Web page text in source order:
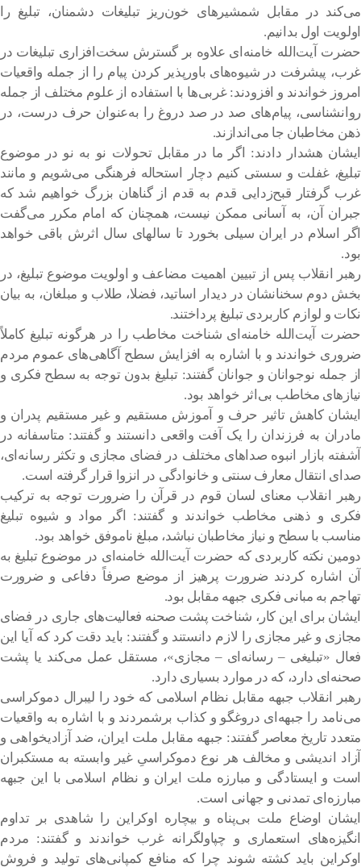
می‌کند در مقابل شمشیرهای خون‌ریز تبلیغات دشمنان، تبلیغ را
اولویت اول بدانیم.
حضرت آیت‌الله خامنه‌ای علاوه بر گسترش سخت‌افزاری تبلیغات در
غرب، پیشرفت در شیوه‌های باورپذیر کردن پیام را از جمله واقعیات
امروز خواندند و افزودند: غربی‌ها با استفاده از علوم مختلف از جمله
روانشناسی، پیام‌های صد در صد دروغ را به‌عنوان حرف درست، در
ذهن مخاطبان جا می‌اندازند.
ایشان هشدار دادند: اگر ما در مقابل تحولات نو به نو در موضوع
تبلیغ، غفلت و سستی کنیم دچار استحاله فرهنگی می‌شویم و مانند
غرب گرفتار قبح‌زدایی قدم به قدم از گناهان بزرگ خواهیم شد که
جبران آن، به آسانی ممکن نیست، همچنان که امام مکرر می‌گفت
اگر اسلام در ایران سیلی بخورد تا سالهای سال اثرش باقی خواهد
بود.
رهبر انقلاب پس از تبیین اهمیت مضاعف و اولویت موضوع تبلیغ، در
بخش دوم سخنانشان در دیدار اساتید، فضلا، طلاب و مبلغان، به بیان
نکات و لوازم کاربردی تبلیغ پرداختند.
حضرت آیت‌الله خامنه‌ای شناخت مخاطب را در هرگونه تبلیغ کاملاً
ضروری خواندند و با اشاره به افزایش سطح آگاهی‌های عموم مردم
از جمله نوجوانان و جوانان گفتند: تبلیغ بدون توجه به سطح فکری و
نیازهای مخاطب بی‌اثر خواهد بود.
ایشان کاهش تاثیر حرف و آموزش مستقیم و غیر مستقیم پدران و
مادران به فرزندان را یک آفت واقعی دانستند و گفتند: متاسفانه در
آشفته بازار انبوه صداهای مختلف در فضای مجازی و تکثر رسانه‌ای،
صدای انتقال معارف سنتی و خانوادگی در انزوا قرار گرفته است.
رهبر انقلاب معنای لسان قوم در قرآن را ضرورت توجه به ترکیب
فکری و ذهنی مخاطب خواندند و گفتند: اگر مواد و شیوه تبلیغ
مناسب با سطح و نیاز مخاطبان نباشد، مبلغ ناموفق خواهد بود.
دومین نکته کاربردی که حضرت آیت‌الله خامنه‌ای در موضوع تبلیغ به
آن اشاره کردند ضرورت پرهیز از موضع صرفاً دفاعی و ضرورت
تهاجم به مبانی فکری جبهه مقابل بود.
ایشان برای این کار، شناخت پشت صحنه فعالیت‌های جاری در فضای
مجازی و غیر مجازی را لازم دانستند و گفتند: باید دقت کرد که آیا این
فعال «تبلیغی – رسانه‌ای – مجازی»، مستقل عمل می‌کند یا پشت
صحنه‌ای دارد، که در موارد بسیاری دارد.
رهبر انقلاب جبهه مقابل نظام اسلامی که خود را لیبرال دموکراسی
می‌نامد را جبهه‌ای دروغگو و کذاب برشمردند و با اشاره به واقعیات
متعدد تاریخ معاصر گفتند: جبهه مقابل ملت ایران، ضد آزادیخواهی و
آزاد اندیشی و مخالف هر نوع دموکراسیِ غیر وابسته به مستکبران
است و ایستادگی و مبارزه ملت ایران و نظام اسلامی با این جبهه
مبارزه‌ای تمدنی و جهانی است.
ایشان اوضاع ملت بی‌پناه و بیچاره اوکراین را شاهدی بر تداوم
انگیزه‌های استعماری و چپاولگرانه غرب خواندند و گفتند: مردم
اوکراین باید کشته شوند چرا که منافع کمپانی‌های تولید و فروش